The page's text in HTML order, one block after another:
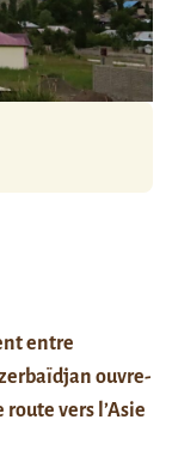
entre
ouvre-
vers l’Asie